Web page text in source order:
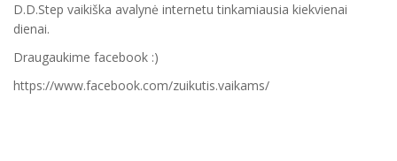
D.D.Step vaikiška avalynė internetu tinkamiausia kiekvienai
dienai.
Draugaukime facebook :)
https://www.facebook.com/zuikutis.vaikams/